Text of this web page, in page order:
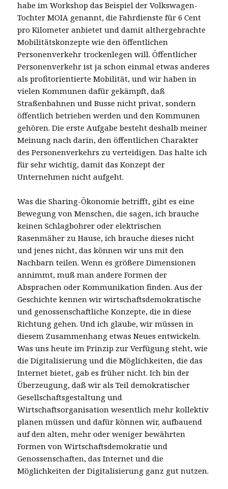
habe im Workshop das Beispiel der Volkswagen-
Tochter MOIA genannt, die Fahrdienste für 6 Cent
pro Kilometer anbietet und damit althergebrachte
Mobilitätskonzepte wie den öffentlichen
Personenverkehr trockenlegen will. Öffentlicher
Personenverkehr ist ja schon einmal etwas anderes
als profitorientierte Mobilität, und wir haben in
vielen Kommunen dafür gekämpft, daß
Straßenbahnen und Busse nicht privat, sondern
öffentlich betrieben werden und den Kommunen
gehören. Die erste Aufgabe besteht deshalb meiner
Meinung nach darin, den öffentlichen Charakter
des Personenverkehrs zu verteidigen. Das halte ich
für sehr wichtig, damit das Konzept der
Unternehmen nicht aufgeht.
Was die Sharing-Ökonomie betrifft, gibt es eine
Bewegung von Menschen, die sagen, ich brauche
keinen Schlagbohrer oder elektrischen
Rasenmäher zu Hause, ich brauche dieses nicht
und jenes nicht, das können wir uns mit den
Nachbarn teilen. Wenn es größere Dimensionen
annimmt, muß man andere Formen der
Absprachen oder Kommunikation finden. Aus der
Geschichte kennen wir wirtschaftsdemokratische
und genossenschaftliche Konzepte, die in diese
Richtung gehen. Und ich glaube, wir müssen in
diesem Zusammenhang etwas Neues entwickeln.
Was uns heute im Prinzip zur Verfügung steht, wie
die Digitalisierung und die Möglichkeiten, die das
Internet bietet, gab es früher nicht. Ich bin der
Überzeugung, daß wir als Teil demokratischer
Gesellschaftsgestaltung und
Wirtschaftsorganisation wesentlich mehr kollektiv
planen müssen und dafür können wir, aufbauend
auf den alten, mehr oder weniger bewährten
Formen von Wirtschaftsdemokratie und
Genossenschaften, das Internet und die
Möglichkeiten der Digitalisierung ganz gut nutzen.